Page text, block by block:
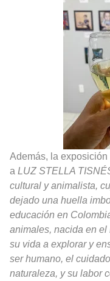
Además, la
a LUZ STELLA
cultural y animalista,
dejado una huella
educación en
animales, nacida en
su vida a explorar y
ser humano, el
naturaleza, y su labor